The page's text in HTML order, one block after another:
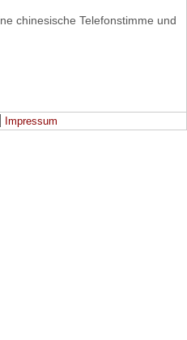
chinesische Telefonstimme und
Impressum